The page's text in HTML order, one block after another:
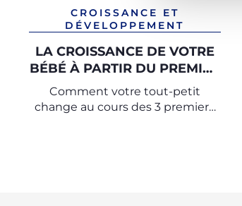
CROISSANCE ET
DÉVELOPPEMENT
LA CROISSANCE DE VOTRE
BÉBÉ À PARTIR DU PREMIER
MOIS
Comment votre tout-petit
change au cours des 3 premiers